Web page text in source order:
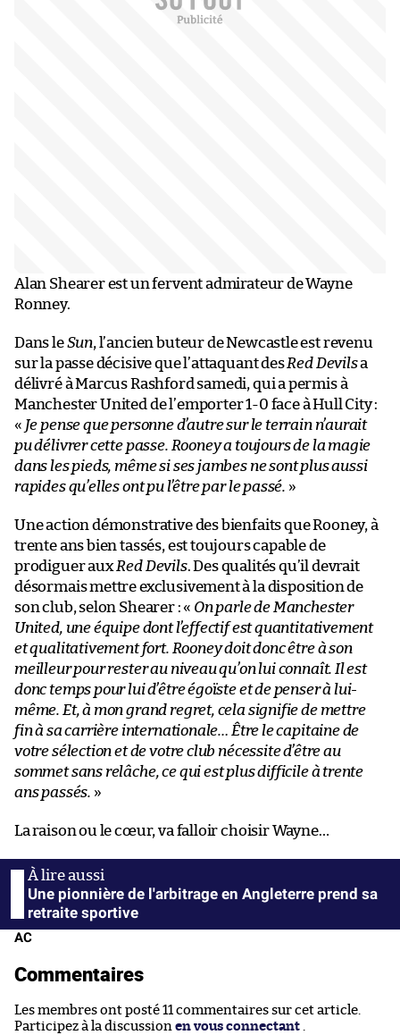
Alan Shearer est un fervent admirateur de Wayne
Ronney.
Dans leSun, l’ancien buteur de Newcastle est revenu
sur la passe décisive que l’attaquant desRed Devilsa
délivré à Marcus Rashford samedi, qui a permis à
Manchester United de l’emporter 1-0 face à Hull City :
« Je pense que personne d’autre sur le terrain n’aurait
pu délivrer cette passe. Rooney a toujours de la magie
dans les pieds, même si ses jambes ne sont plus aussi
rapides qu’elles ont pu l’être par le passé. »
Une action démonstrative des bienfaits que Rooney, à
trente ans bien tassés, est toujours capable de
prodiguer aux Red Devils. Des qualités qu’il devrait
désormais mettre exclusivement à la disposition de
son club, selon Shearer : « On parle de Manchester
United, une équipe dont l’effectif est quantitativement
et qualitativement fort. Rooney doit donc être à son
meilleur pour rester au niveau qu’on lui connaît. Il est
donc temps pour lui d’être égoïste et de penser à lui-
même. Et, à mon grand regret, cela signifie de mettre
fin à sa carrière internationale… Être le capitaine de
votre sélection et de votre club nécessite d’être au
sommet sans relâche, ce qui est plus difficile à trente
ans passés. »
La raison ou le cœur, va falloir choisir Wayne…
Une pionnière de l'arbitrage en Angleterre prend sa
retraite sportive
AC
Commentaires
Les membres ont posté 11 commentaires sur cet article.
Participez à la discussion en vous connectant .